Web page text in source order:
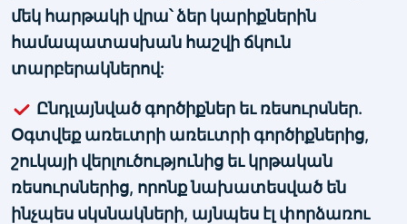
մեկ հարթակի վրա՝ ձեր կարիքներին
համապատասխան հաշվի ճկուն
տարբերակներով:
Ընդլայնված գործիքներ եւ ռեսուրսներ.
Օգտվեք առեւտրի առեւտրի գործիքներից,
շուկայի վերլուծությունից եւ կրթական
ռեսուրսներից, որոնք նախատեսված են
ինչպես սկսնակների, այնպես էլ փորձառու